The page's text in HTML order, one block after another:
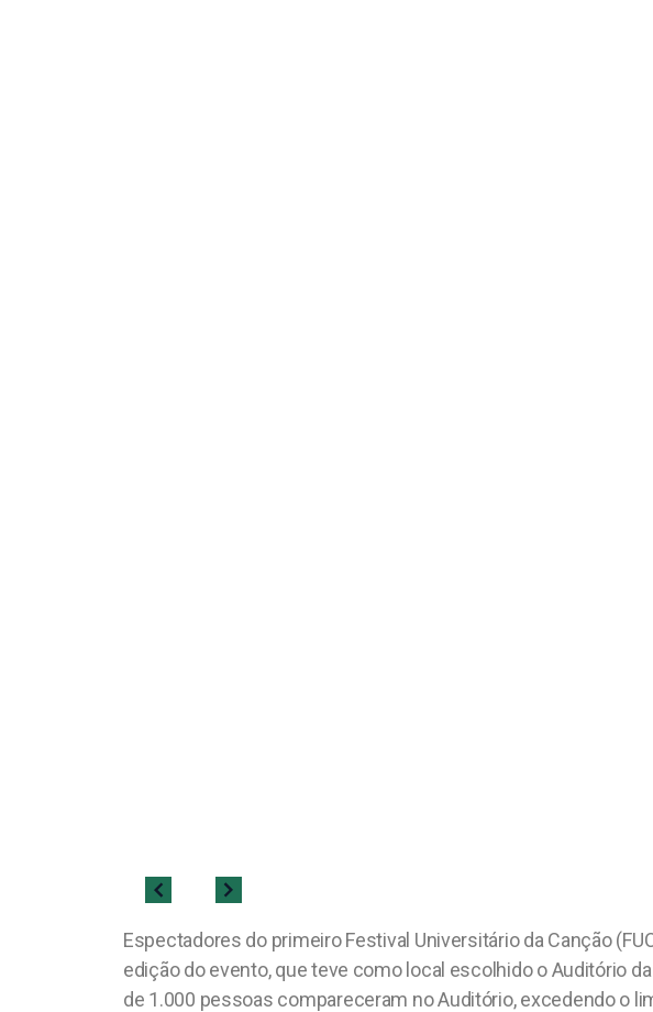
Espectadores do primeiro Festival Universitário da Canção
edição do evento, que teve como local escolhido o Auditório
de 1.000 pessoas compareceram no Auditório, excedendo o